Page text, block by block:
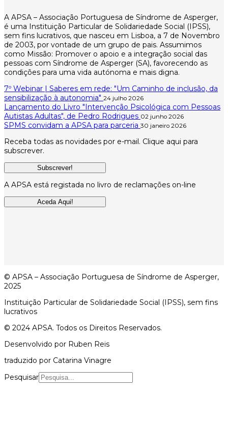
A APSA – Associação Portuguesa de Síndrome de Asperger,
é uma Instituição Particular de Solidariedade Social (IPSS),
sem fins lucrativos, que nasceu em Lisboa, a 7 de Novembro
de 2003, por vontade de um grupo de pais. Assumimos
como Missão: Promover o apoio e a integração social das
pessoas com Síndrome de Asperger (SA), favorecendo as
condições para uma vida autónoma e mais digna.
7º Webinar | Saberes em rede: "Um Caminho de inclusão, da
sensibilização à autonomia" 24 julho 2026
Lançamento do Livro "Intervenção Psicológica com Pessoas
Autistas Adultas", de Pedro Rodrigues 02 junho 2026
SPMS convidam a APSA para parceria 30 janeiro 2026
Receba todas as novidades por e-mail. Clique aqui para
subscrever.
Subscrever!
A APSA está registada no livro de reclamações on-line
Aceda Aqui!
© APSA – Associação Portuguesa de Síndrome de Asperger,
2025
Instituição Particular de Solidariedade Social (IPSS), sem fins
lucrativos
© 2024 APSA. Todos os Direitos Reservados.
Desenvolvido por Ruben Reis
traduzido por Catarina Vinagre
Pesquisar